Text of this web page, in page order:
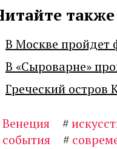
также
В Москве пройдет
В «Сыроварне»
Греческий остров
Венеция #
события #